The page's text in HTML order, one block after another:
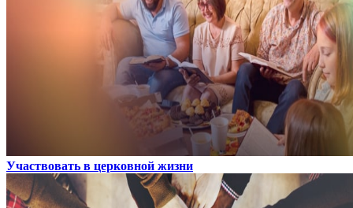
Участвовать в церковной жизни